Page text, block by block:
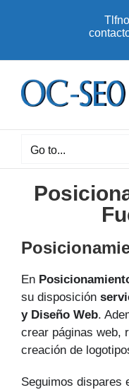
Go to...
En
su disposición
y Diseño Web.
crear páginas web,
creación de
Seguimos dispares